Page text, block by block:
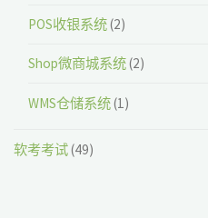
POS收银系统(2)
Shop微商城系统(2)
WMS仓储系统(1)
软考考试(49)